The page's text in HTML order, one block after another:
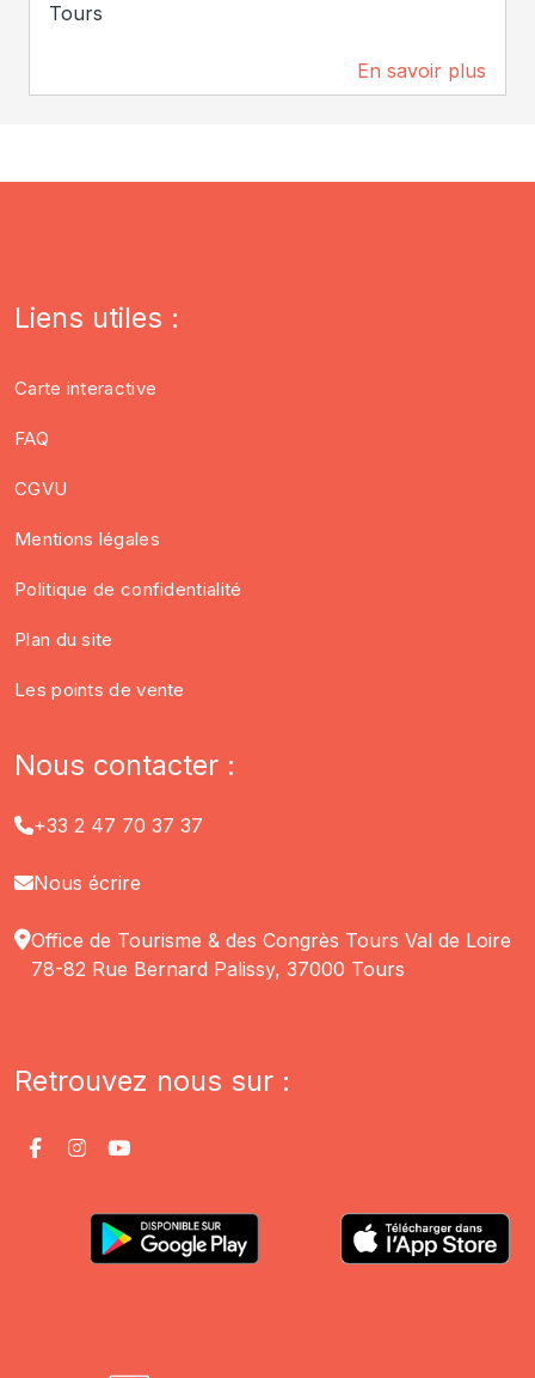
Tours
En savoir plus
Liens utiles :
Carte interactive
FAQ
CGVU
Mentions légales
Politique de confidentialité
Plan du site
Les points de vente
Nous contacter :
+33 2 47 70 37 37
Nous écrire
Office de Tourisme & des Congrès Tours Val de Loire
78-82 Rue Bernard Palissy, 37000 Tours
Retrouvez nous sur :